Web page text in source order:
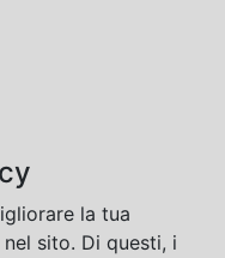
la tua
sito. Di questi, i